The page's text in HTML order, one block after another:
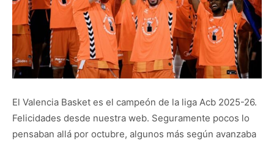
El Valencia Basket es el campeón de la liga Acb 2025-26.
Felicidades desde nuestra web. Seguramente pocos lo
pensaban allá por octubre, algunos más según avanzaba